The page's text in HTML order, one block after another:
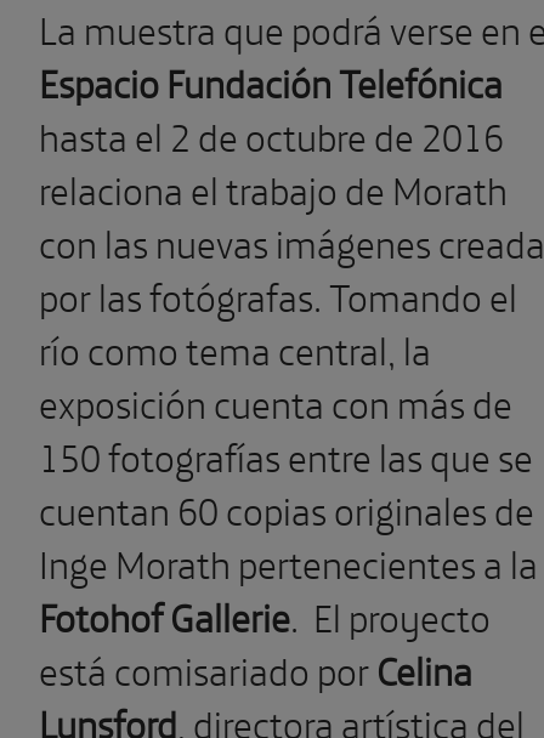
La muestra que podrá verse en
Espacio Fundación Telefónica
hasta el 2 de octubre de 2016
relaciona el trabajo de Morath
con las nuevas imágenes
por las fotógrafas. Tomando el
río como tema central, la
exposición cuenta con más de
150 fotografías entre las que se
cuentan 60 copias originales de
Inge Morath pertenecientes a la
Fotohof Gallerie. El proyecto
está comisariado porCelina
Lunsford, directora artística del